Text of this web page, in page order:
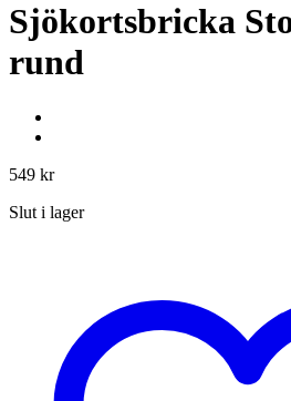
Sjökortsbricka
rund
549 kr
Slut i lager